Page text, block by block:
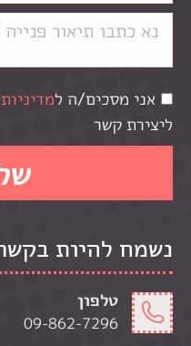
אני מסכים/ה ל
ליצירת קשר
נשמח להיות
טלפון
09-862-7296